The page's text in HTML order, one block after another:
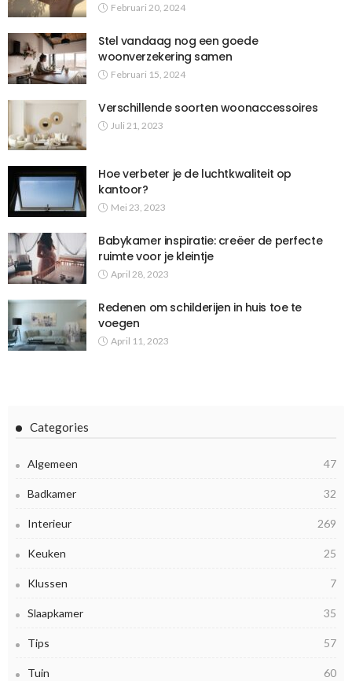
Februari 20, 2024
Stel vandaag nog een goede
woonverzekering samen
Februari 15, 2024
Verschillende soorten woonaccessoires
Juli 21, 2023
Hoe verbeter je de luchtkwaliteit op
kantoor?
Mei 23, 2023
Babykamer inspiratie: creëer de perfecte
ruimte voor je kleintje
April 28, 2023
Redenen om schilderijen in huis toe te
voegen
April 11, 2023
Categories
Algemeen 47
Badkamer 32
Interieur 269
Keuken 25
Klussen 7
Slaapkamer 35
Tips 57
Tuin 60